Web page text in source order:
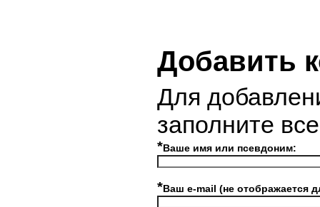
Добавить
Для
заполните
*Ваше имя или псевдоним:
*Ваш e-mail (не отображается